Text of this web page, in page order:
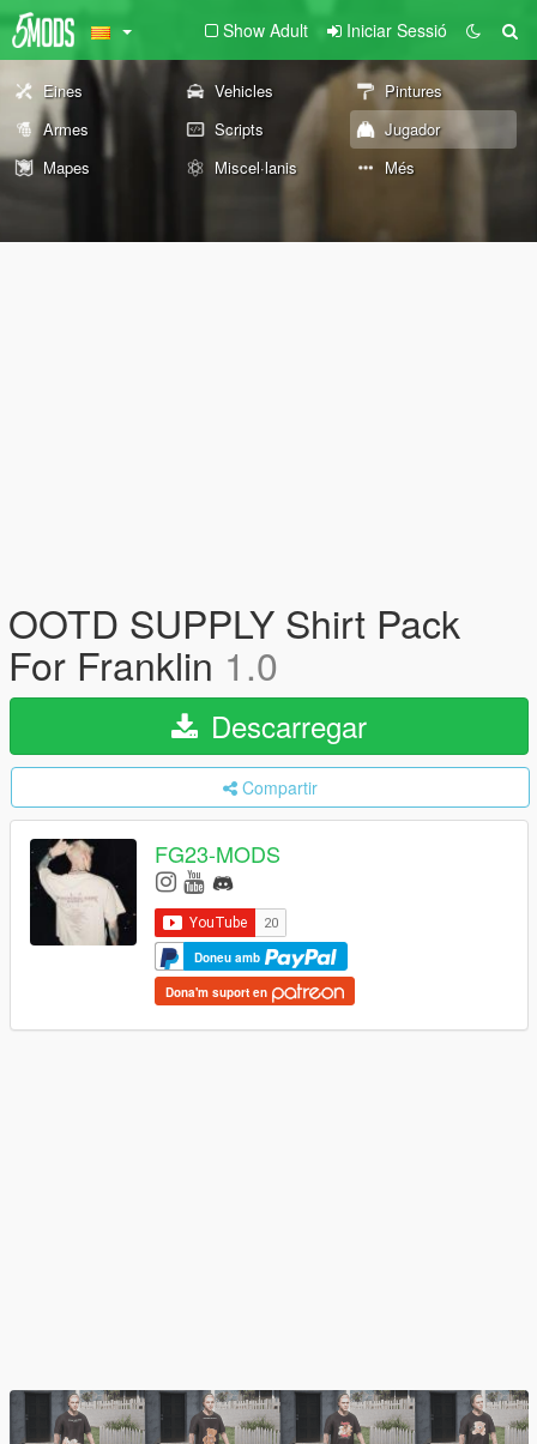
Show Adult Iniciar Sessió
Eines Vehicles
Pintures
Armes
Scripts
Jugador
Mapes
Miscel·lanis Més
OOTD SUPPLY Shirt Pack
For Franklin 1.0
Descarregar
Compartir
FG23-MODS
Doneu amb
Dona'm suport en